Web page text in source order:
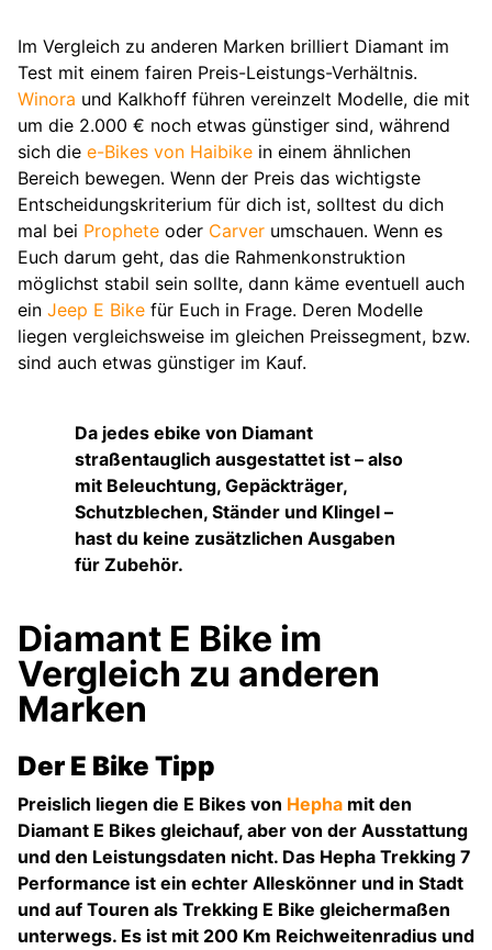
Im Vergleich zu anderen Marken brilliert Diamant im
Test mit einem fairen Preis-Leistungs-Verhältnis.
Winora und Kalkhoff führen vereinzelt Modelle, die mit
um die 2.000 € noch etwas günstiger sind, während
sich die e-Bikes von Haibike in einem ähnlichen
Bereich bewegen. Wenn der Preis das wichtigste
Entscheidungskriterium für dich ist, solltest du dich
mal bei Prophete oder Carver umschauen. Wenn es
Euch darum geht, das die Rahmenkonstruktion
möglichst stabil sein sollte, dann käme eventuell auch
ein Jeep E Bike für Euch in Frage. Deren Modelle
liegen vergleichsweise im gleichen Preissegment, bzw.
sind auch etwas günstiger im Kauf.
Da jedes ebike von Diamant
straßentauglich ausgestattet ist – also
mit Beleuchtung, Gepäckträger,
Schutzblechen, Ständer und Klingel –
hast du keine zusätzlichen Ausgaben
für Zubehör.
Diamant E Bike im
Vergleich zu anderen
Marken
Der E Bike Tipp
Preislich liegen die E Bikes von Hepha mit den
Diamant E Bikes gleichauf, aber von der Ausstattung
und den Leistungsdaten nicht. Das Hepha Trekking 7
Performance ist ein echter Alleskönner und in Stadt
und auf Touren als Trekking E Bike gleichermaßen
unterwegs. Es ist mit 200 Km Reichweitenradius und